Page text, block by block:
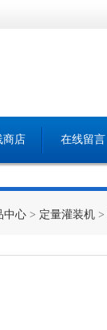
商店 在线留言
中心 > 定量灌装机 >